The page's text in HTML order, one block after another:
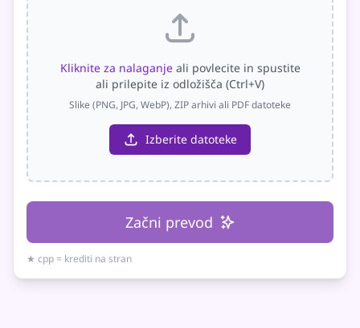
Kliknite za nalaganjeali povlecite in spustite
ali prilepite iz odložišča (Ctrl+V)
Slike (PNG, JPG, WebP), ZIP arhivi ali PDF datoteke
Izberite datoteke
Začni prevod
★ cpp = krediti na stran